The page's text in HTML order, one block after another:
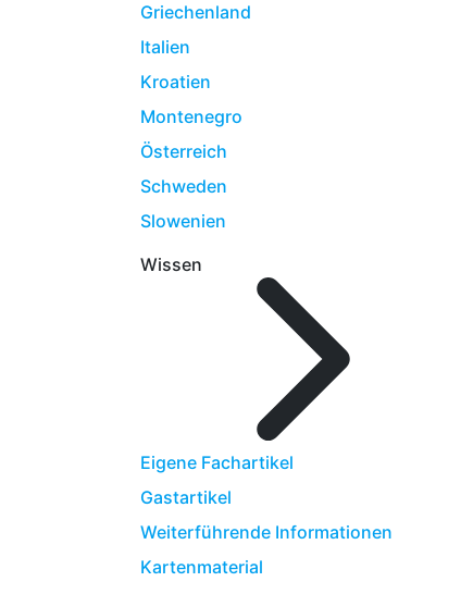
Griechenland
Italien
Kroatien
Montenegro
Österreich
Schweden
Slowenien
Wissen
Eigene Fachartikel
Gastartikel
Weiterführende Informationen
Kartenmaterial